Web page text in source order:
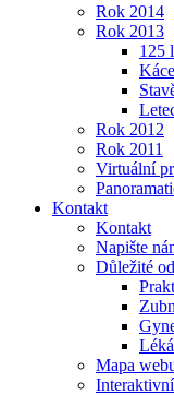
Rok 2014
Rok 2013
125
Rok 2012
Rok 2011
Virtuální
Kontakt
Kontakt
Napište
Důležité
Mapa